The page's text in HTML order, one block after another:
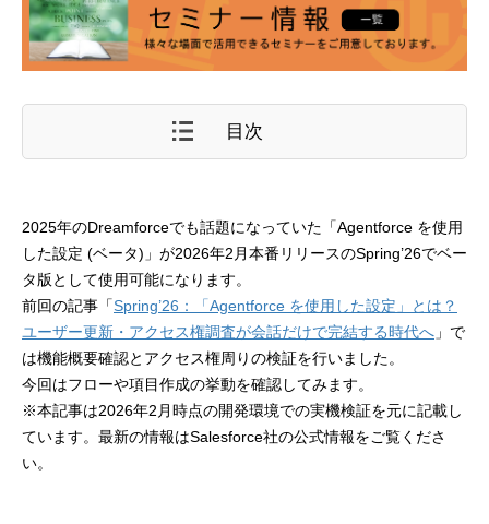
目次
2025年のDreamforceでも話題になっていた「Agentforce を使用
した設定 (ベータ)」が2026年2月本番リリースのSpring’26でベー
タ版として使用可能になります。
前回の記事「Spring’26：「Agentforce を使用した設定」とは？
ユーザー更新・アクセス権調査が会話だけで完結する時代へ 」で
は機能概要確認とアクセス権周りの検証を行いました。
今回はフローや項目作成の挙動を確認してみます。
※本記事は2026年2月時点の開発環境での実機検証を元に記載し
ています。最新の情報はSalesforce社の公式情報をご覧くださ
い。